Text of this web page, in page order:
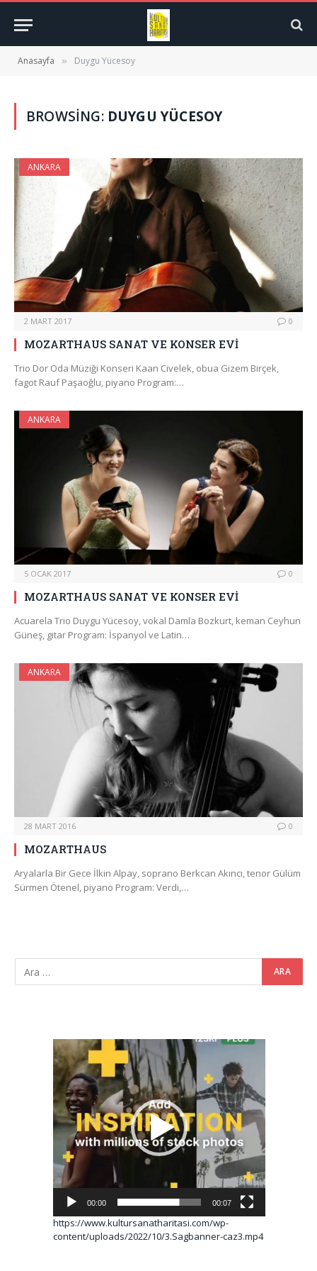
Anasayfa » Duygu Yücesoy
BROWSING: DUYGU YÜCESOY
ANKARA
2 MART 2017 0
MOZARTHAUS SANAT VE KONSER EVİ
Trio Dor Oda Müziği Konseri Kaan Civelek, obua Gizem Birçek,
fagot Rauf Paşaoğlu, piyano Program:…
ANKARA
5 OCAK 2017 0
MOZARTHAUS SANAT VE KONSER EVİ
Acuarela Trio Duygu Yücesoy, vokal Damla Bozkurt, keman Ceyhun
Güneş, gitar Program: İspanyol ve Latin…
ANKARA
28 MART 2016 0
MOZARTHAUS
Aryalarla Bir Gece İlkin Alpay, soprano Berkcan Akıncı, tenor Gülüm
Sürmen Ötenel, piyano Program: Verdi,…
Video
oynatıcı
00:00 00:07
https://www.kultursanatharitasi.com/wp-
content/uploads/2022/10/3.Sagbanner-caz3.mp4